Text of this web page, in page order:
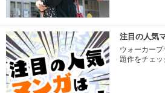
注目の人気
ウォーカー
題作をチェッ